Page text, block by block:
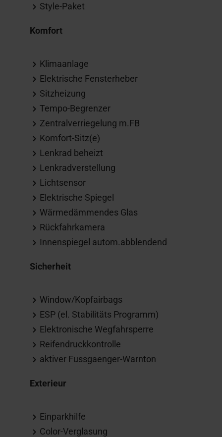
Style-Paket
Komfort
Klimaanlage
Elektrische Fensterheber
Sitzheizung
Tempo-Begrenzer
Zentralverriegelung m.FB
Komfort-Sitz(e)
Lenkrad beheizt
Lenkradverstellung
Lichtsensor
Elektrische Spiegel
Wärmedämmendes Glas
Rückfahrkamera
Innenspiegel autom.abblendend
Sicherheit
Window/Kopfairbags
ESP (el. Stabilitäts Programm)
Elektronische Wegfahrsperre
Reifendruckkontrolle
aktiver Fussgaenger-Warnton
Exterieur
Einparkhilfe
Color-Verglasung